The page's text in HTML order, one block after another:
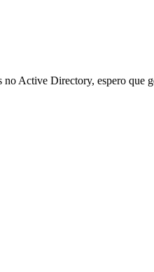
Active Directory, espero que